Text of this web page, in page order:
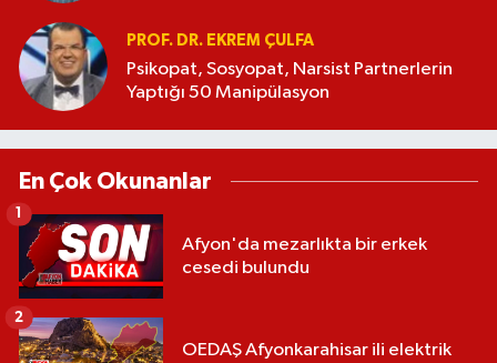
PROF. DR. EKREM ÇULFA
Psikopat, Sosyopat, Narsist Partnerlerin
Yaptığı 50 Manipülasyon
En Çok Okunanlar
Afyon'da mezarlıkta bir erkek
cesedi bulundu
1
OEDAŞ Afyonkarahisar ili elektrik
2